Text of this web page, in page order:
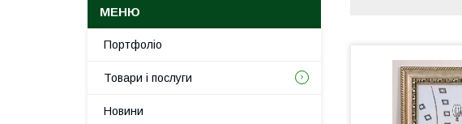
Портфоліо
Товари і послуги
Новини